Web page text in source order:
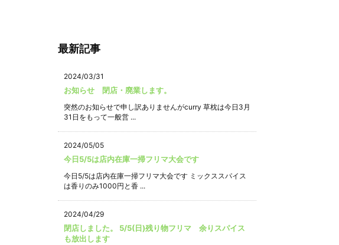
最新記事
2024/03/31
お知らせ 閉店・廃業します。
突然のお知らせで申し訳ありませんがcurry 草枕は今日3月
31日をもって一般営 ...
2024/05/05
今日5/5は店内在庫一掃フリマ大会です
今日5/5は店内在庫一掃フリマ大会です ミックススパイス
は香りのみ1000円と香 ...
2024/04/29
閉店しました。 5/5(日)残り物フリマ 余りスパイス
も放出します